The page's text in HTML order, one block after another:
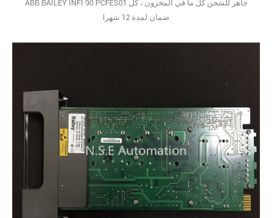
ABB BAILEY INFI 90 PCFES01 جاهز للشحن كل ما في المخزون ، كل
ضمان لمدة 12 شهرا